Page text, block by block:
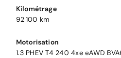
Kilométrage
92 100 km
Motorisation
1.3 PHEV T4 240 4xe eAWD